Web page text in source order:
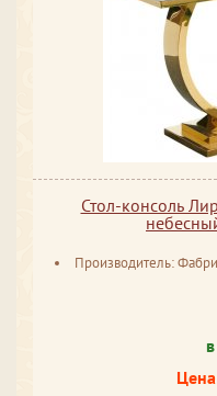
Стол-консоль
Производитель: